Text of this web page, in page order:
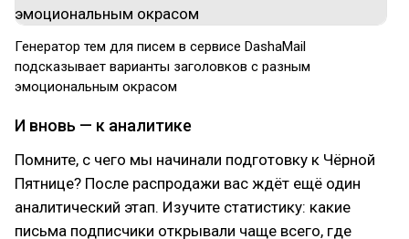
Генератор тем для писем в сервисе DashaMail
подсказывает варианты заголовков с разным
эмоциональным окрасом
И вновь — к аналитике
Помните, с чего мы начинали подготовку к Чёрной
Пятнице? После распродажи вас ждёт ещё один
аналитический этап. Изучите статистику: какие
письма подписчики открывали чаще всего, где